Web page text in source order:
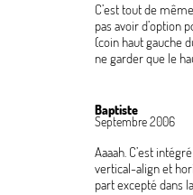
C’est tout de
pas avoir d’option
(coin haut gauche
ne garder que le
Baptiste
Septembre 2006
Aaaah. C’est
vertical-align et
part excepté dans la